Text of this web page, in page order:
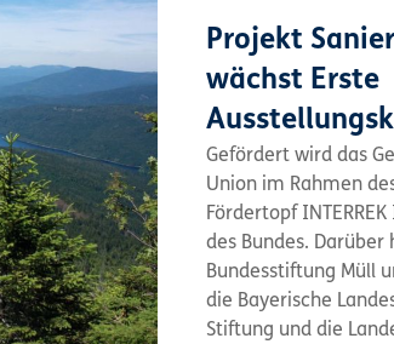
Projekt
wächst Erste
Gefördert wird das
Union im Rahmen
Fördertopf
des Bundes.
Bundesstiftung Müll
die Bayerische
Stiftung und die